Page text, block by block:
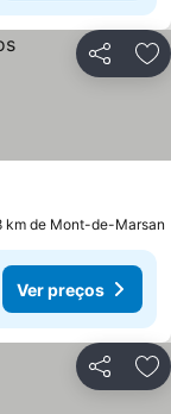
Partilhar
km de Mont-de-Marsan
Ver preços
Partilhar